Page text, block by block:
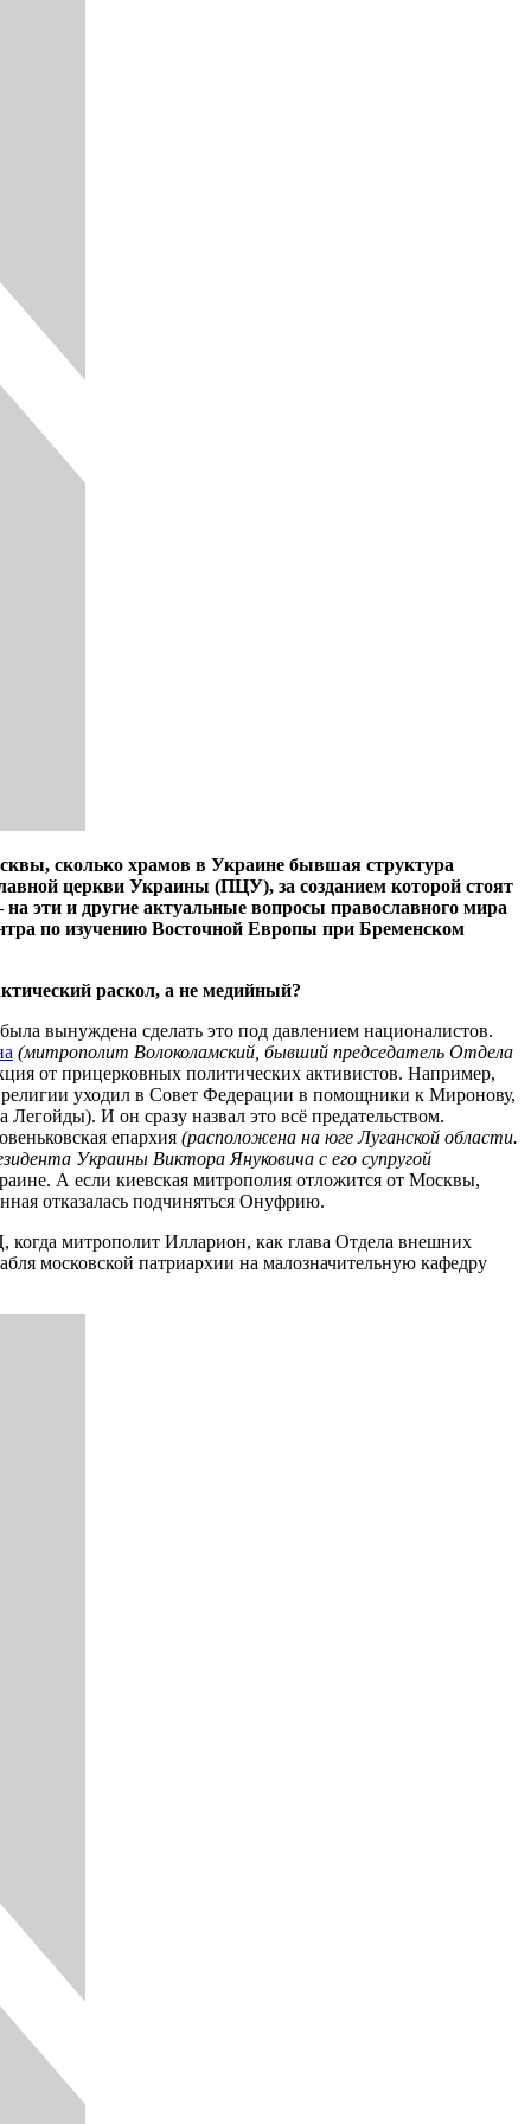
сколько храмов в Украине бывшая структура
церкви Украины (ПЦУ), за созданием которой стоят
эти и другие актуальные вопросы православного мира
по изучению Восточной Европы при Бременском
раскол, а не медийный?
вынуждена сделать это под давлением националистов.
(митрополит Волоколамский, бывший председатель Отдела
от прицерковных политических активистов. Например,
уходил в Совет Федерации в помощники к Миронову,
И он сразу назвал это всё предательством.
епархия (расположена на юге Луганской области.
Украины Виктора Януковича с его супругой
А если киевская митрополия отложится от Москвы,
отказалась подчиняться Онуфрию.
митрополит Илларион, как глава Отдела внешних
московской патриархии на малозначительную кафедру